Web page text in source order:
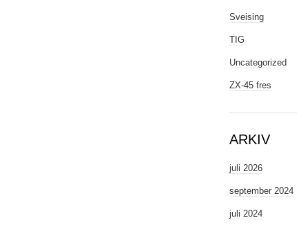
Sveising
TIG
Uncategorized
ZX-45 fres
ARKIV
juli 2026
september 2024
juli 2024